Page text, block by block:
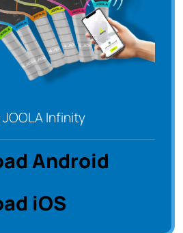
Infinity
Android
iOS